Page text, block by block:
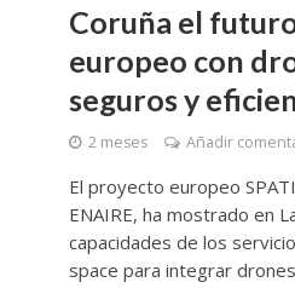
Coruña el
europeo con
seguros y
2 meses Añadir
El proyecto europeo
ENAIRE, ha mostrado en
capacidades de los
space para integrar